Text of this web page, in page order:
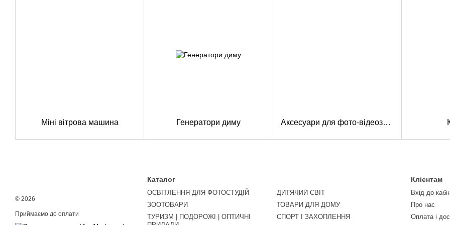
Міні вітрова машина Генератори диму Аксесуари для фото-відеозйомки
© 2026
Приймаємо до оплати
Каталог
ОСВІТЛЕННЯ ДЛЯ ФОТОСТУДІЙ
ЗООТОВАРИ
ТУРИЗМ | ПОДОРОЖІ | ОПТИЧНІ
ДИТЯЧИЙ СВІТ
ТОВАРИ ДЛЯ ДОМУ
СПОРТ І ЗАХОПЛЕННЯ
Клієнтам
Вхід до
Про нас
Оплата і